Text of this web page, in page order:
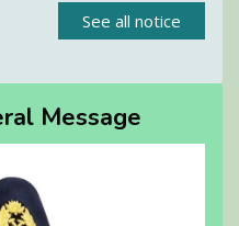
See all notice
Message